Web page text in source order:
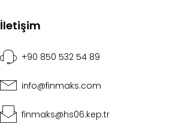
İletişim
+90 850 532 54 89
info@finmaks.com
finmaks@hs06.kep.tr